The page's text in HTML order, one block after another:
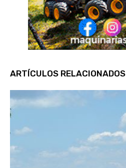
ARTÍCULOS RELACIONADOS